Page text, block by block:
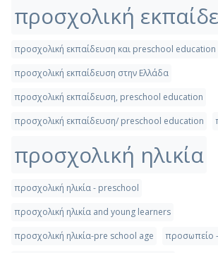
προσχολική
προσχολική εκπαίδευση και preschool education
προσχολική εκπαίδευση στην Ελλάδα
προσχολική εκπαίδευση, preschool education
προσχολική εκπαίδευση/ preschool education
προσχολική ηλικία
προσχολική ηλικία - preschool
προσχολική ηλικία and young learners
προσχολική ηλικία-pre school age
προσωπείο